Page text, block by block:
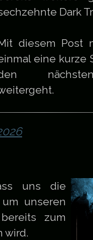
Dark
diesem Post
eine kurze
nächsten
uns die
unseren
zum
wird.